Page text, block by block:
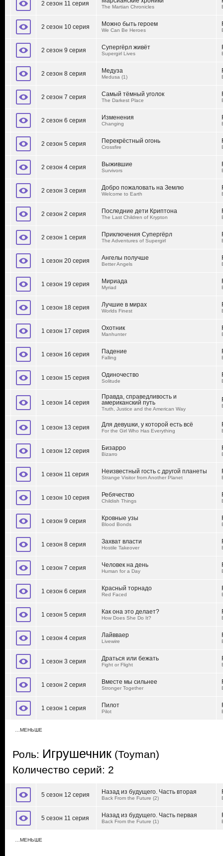
2 сезон 11 серия The Martian Chronicles
2 сезон 10 серия Можно быть героем
We Can Be Heroes
2 сезон 9 серия Супергёрл живёт
Supergirl Lives
2 сезон 8 серия Медуза
Medusa (1)
2 сезон 7 серия Самый тёмный уголок
The Darkest Place
2 сезон 6 серия Изменения
Changing
2 сезон 5 серия Перекрёстный огонь
Crossfire
2 сезон 4 серия Выжившие
Survivors
2 сезон 3 серия Добро пожаловать на Землю
Welcome to Earth
2 сезон 2 серия Последние дети Криптона
The Last Children of Krypton
2 сезон 1 серия Приключения Супергёрл
The Adventures of Supergirl
1 сезон 20 серия Ангелы получше
Better Angels
1 сезон 19 серия Мириада
Myriad
1 сезон 18 серия Лучшие в мирах
Worlds Finest
1 сезон 17 серия Охотник
Manhunter
1 сезон 16 серия Падение
Falling
1 сезон 15 серия Одиночество
Solitude
1 сезон 14 серия
Правда, справедливость и
американский путь
Truth, Justice and the American Way
1 сезон 13 серия Для девушки, у которой есть всё
For the Girl Who Has Everything
1 сезон 12 серия Бизарро
Bizarro
1 сезон 11 серия Неизвестный гость с другой планеты
Strange Visitor from Another Planet
1 сезон 10 серия Ребячество
Childish Things
1 сезон 9 серия Кровные узы
Blood Bonds
1 сезон 8 серия Захват власти
Hostile Takeover
1 сезон 7 серия Человек на день
Human for a Day
1 сезон 6 серия Красный торнадо
Red Faced
1 сезон 5 серия Как она это делает?
How Does She Do It?
1 сезон 4 серия Лайвваер
Livewire
1 сезон 3 серия Драться или бежать
Fight or Flight
1 сезон 2 серия Вместе мы сильнее
Stronger Together
1 сезон 1 серия Пилот
Pilot
…МЕНЬШЕ
Роль: Игрушечник (Toyman)
Количество серий: 2
5 сезон 12 серия Назад из будущего. Часть вторая
Back From the Future (2)
5 сезон 11 серия Назад из будущего. Часть первая
Back From the Future (1)
…МЕНЬШЕ